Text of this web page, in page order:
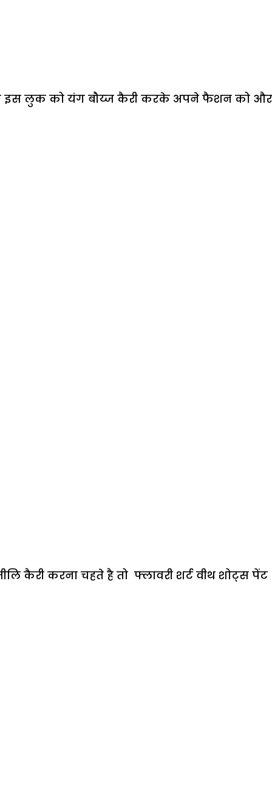
के इस लुक को यंग बौय्ज कैरी करके अपने फैशन को और
कैरी करना चहते है तो फ्लावरी शर्ट वीथ शोट्स पेंट